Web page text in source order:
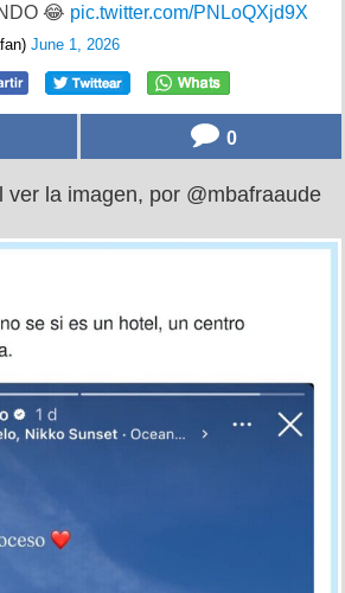
😂 pic.twitter.com/PNLoQXjd9X
June 1, 2026
0
ver la imagen, por @mbafraaude